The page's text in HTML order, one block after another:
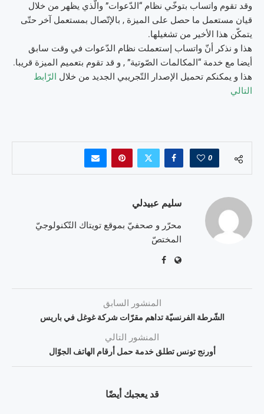
وقد تقوم واتساب بتوخّي نظام “الدّعوات” والّذي يظهر من خلال
قيان مستعمل ما حصل على الميزة , بالإتّصال بمستعمل آخر حتّى
يتمكّن هذا الأخير من تشغيلها.
هذا و نذكر أنّ واتساب إستعملت نظام الدّعوات في وقت سابق
أيضا مع خدمة “المكالمات الصّوتية” , و قد تقوم بتعميم الميزة قريبا.
هذا و يمكنكم تحميل الإصدار التّجريبي الجديد من خلال الرّابط
التالي
0
سليم عبيدلي
محرّر و صحفيّ بموقع تويتاك التّكنولوجيّ
المختصّ
المنشور السابق
الشّرطة الفرنسيّة تداهم مقرّات شركة غوغل في باريس
المنشور التالي
أورنج تونس تطلق خدمة حمل أرقام الهاتف الجوّال
قد يعجبك أيضًا